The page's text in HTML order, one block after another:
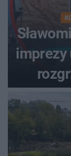
imprezy